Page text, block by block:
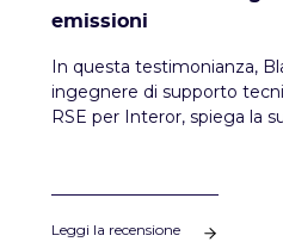
emissioni
In questa testimonianza,
ingegnere di supporto
RSE per Interor, spiega la
piano d'azione nella sua
Leggi la recensione